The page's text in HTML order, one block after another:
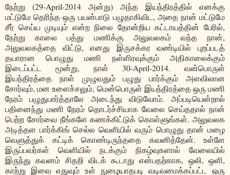
நேற்று (29-April-2014 அன்று) அந்த இயந்திரத்தில் எனக்கு
மட்டுமே தெரிந்த ஒரு பயன்பாடு பழுதாகிவிட, அதை நான் மட்டுமே
சீர் செய்ய முடியும் என்ற நிலை தோன்றிய கட்டாயத்தின் பேரில்,
நேற்று காலை பத்து மணிக்கு அலுவலகம் வந்த நான்,
அலுவலகத்தை விட்டு, எனது இருசக்கர வண்டியில் புறப்படத்
தயாரான பொழுது மணி நள்ளிரவுக்கும் அதிகாலைக்கும்
இடைப்பட்ட மூன்று, நாள் 30-April-2014. வன்பொருள்
இயந்திரத்தை நாள் முழுவதும் பழுது பார்க்கும் அளவிலான
சோர்வும், மன உளைச்சலும், மென்பொருள் இயந்திரத்தை ஒரு மணி
நேரம் பழுதுபார்த்தாலே அடைந்து விடுவோம். அப்படியென்றால்
பதினைந்து மணி நேரம் தொடர்ச்சியாக வேலை செய்ததால் நான்
பெற்ற சோர்வை நீங்களே கணக்கிட்டுக் கொள்ளுங்கள். அலுவலக
அடித்தள பார்க்கிங் செல்ல வெளியில் வரும் பொழுது தான் மழை
வெளுத்துக் கட்டிக் கொண்டிருந்ததை கவனித்தேன். உள்ளே
இருப்பவர்கள் வெளியில் நடக்கும் நிகழ்வுகளால் வேலையில்
இருந்து கவனம் சிதறி விடக் கூடாது என்பதற்காக, ஒலி, ஒளி,
காற்று இவை எதுவும் உள் நுழையாதபடி வடிவமைக்கப்பட்ட ஒரு